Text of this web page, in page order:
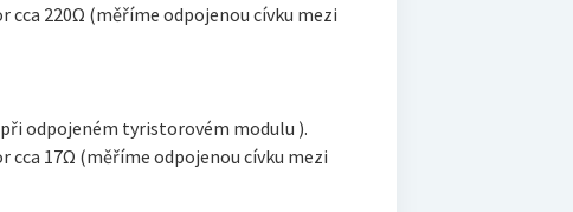
220Ω (měříme odpojenou cívku mezi
odpojeném tyristorovém modulu ).
17Ω (měříme odpojenou cívku mezi